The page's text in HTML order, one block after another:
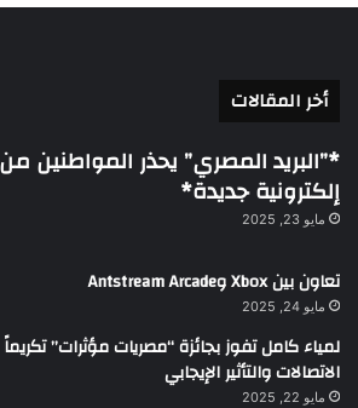
أخر المقالات
*”البريد المصري” يحذر المواطنين
إلكترونية جديدة*
مايو 23, 2025
تعاون بين Xbox وAntstream Arcade
مايو 24, 2025
لمياء كامل تفوز بجائزة “مصريات مؤثرات”
الاتصالات والتأثير الإيجابي
مايو 22, 2025